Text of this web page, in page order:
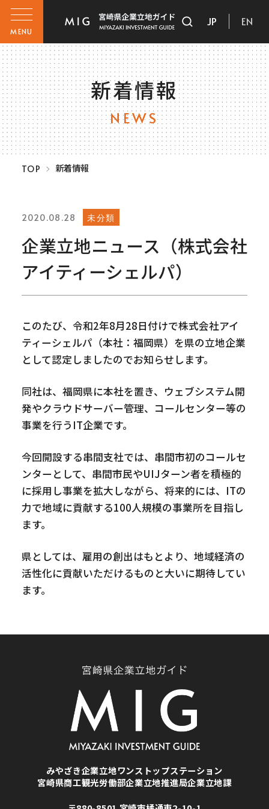
MENU
EN
JP
新着情報
NEWS
TOP 新着情報
2020.08.28 未分類
企業立地ニュース（株式会社
アイティーシェルパ）
このたび、令和2年8月28日付けで株式会社アイ
ティーシェルパ（本社：福岡県）を県の立地企業
として認定しましたのでお知らせします。
同社は、福岡県に本社を置き、ウェブシステム開
発やクラウドサーバー管理、コールセンター等の
事業を行うIT企業です。
今回開設する串間支社では、串間市初のコールセ
ンターとして、串間市民やUIJターン者を積極的
に採用し事業を拡大しながら、将来的には、ITの
力で地域に貢献する100人規模の事業所を目指し
ます。
県としては、雇用の創出はもとより、地域経済の
活性化に貢献いただけるものと大いに期待してい
ます。
みやざき企業立地ワンストップステーション
宮崎県商工観光労働部企業立地推進局企業立地課